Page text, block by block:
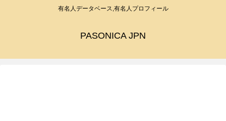
有名人データベース,有名人プロフィール
PASONICA JPN